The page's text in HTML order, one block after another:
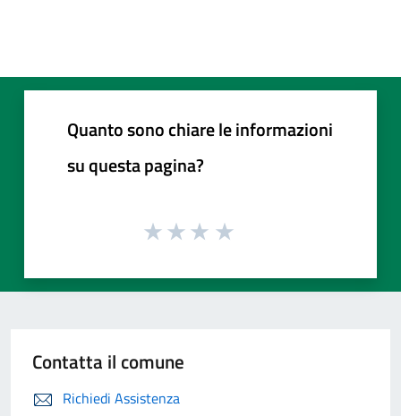
Quanto sono chiare le informazioni
su questa pagina?
Contatta il comune
Richiedi Assistenza